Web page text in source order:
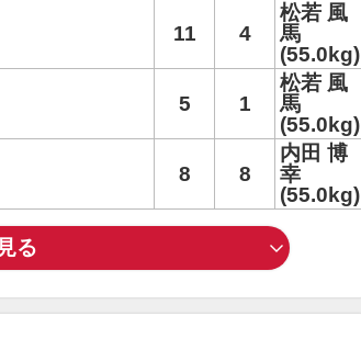
11 4
松若 風
馬
(55.0kg)
5 1
松若 風
馬
(55.0kg)
8 8
内田 博
幸
(55.0kg)
る